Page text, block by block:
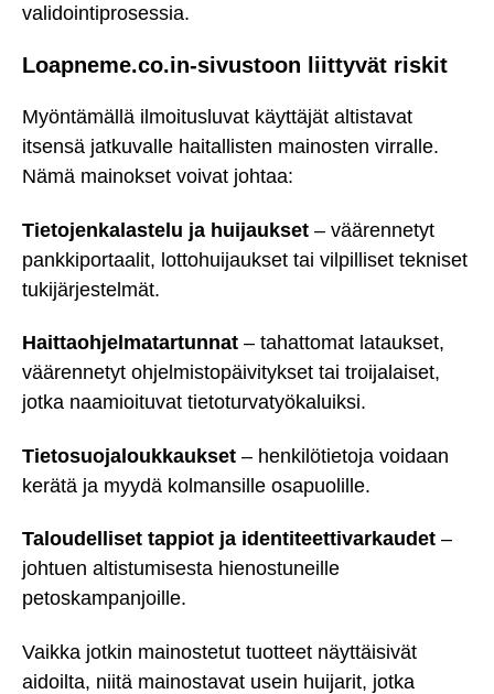
validointiprosessia.
Loapneme.co.in-sivustoon liittyvät riskit
Myöntämällä ilmoitusluvat käyttäjät altistavat
itsensä jatkuvalle haitallisten mainosten virralle.
Nämä mainokset voivat johtaa:
Tietojenkalastelu ja huijaukset – väärennetyt
pankkiportaalit, lottohuijaukset tai vilpilliset tekniset
tukijärjestelmät.
Haittaohjelmatartunnat – tahattomat lataukset,
väärennetyt ohjelmistopäivitykset tai troijalaiset,
jotka naamioituvat tietoturvatyökaluiksi.
Tietosuojaloukkaukset – henkilötietoja voidaan
kerätä ja myydä kolmansille osapuolille.
Taloudelliset tappiot ja identiteettivarkaudet –
johtuen altistumisesta hienostuneille
petoskampanjoille.
Vaikka jotkin mainostetut tuotteet näyttäisivät
aidoilta, niitä mainostavat usein huijarit, jotka